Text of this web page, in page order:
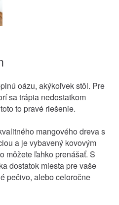
oázu, akýkoľvek stôl. Pre
sa trápia nedostatkom
to pravé riešenie.
mangového dreva s
a je vybavený kovovým
môžete ľahko prenášať. S
dostatok miesta pre vaše
pečivo, alebo celoročne